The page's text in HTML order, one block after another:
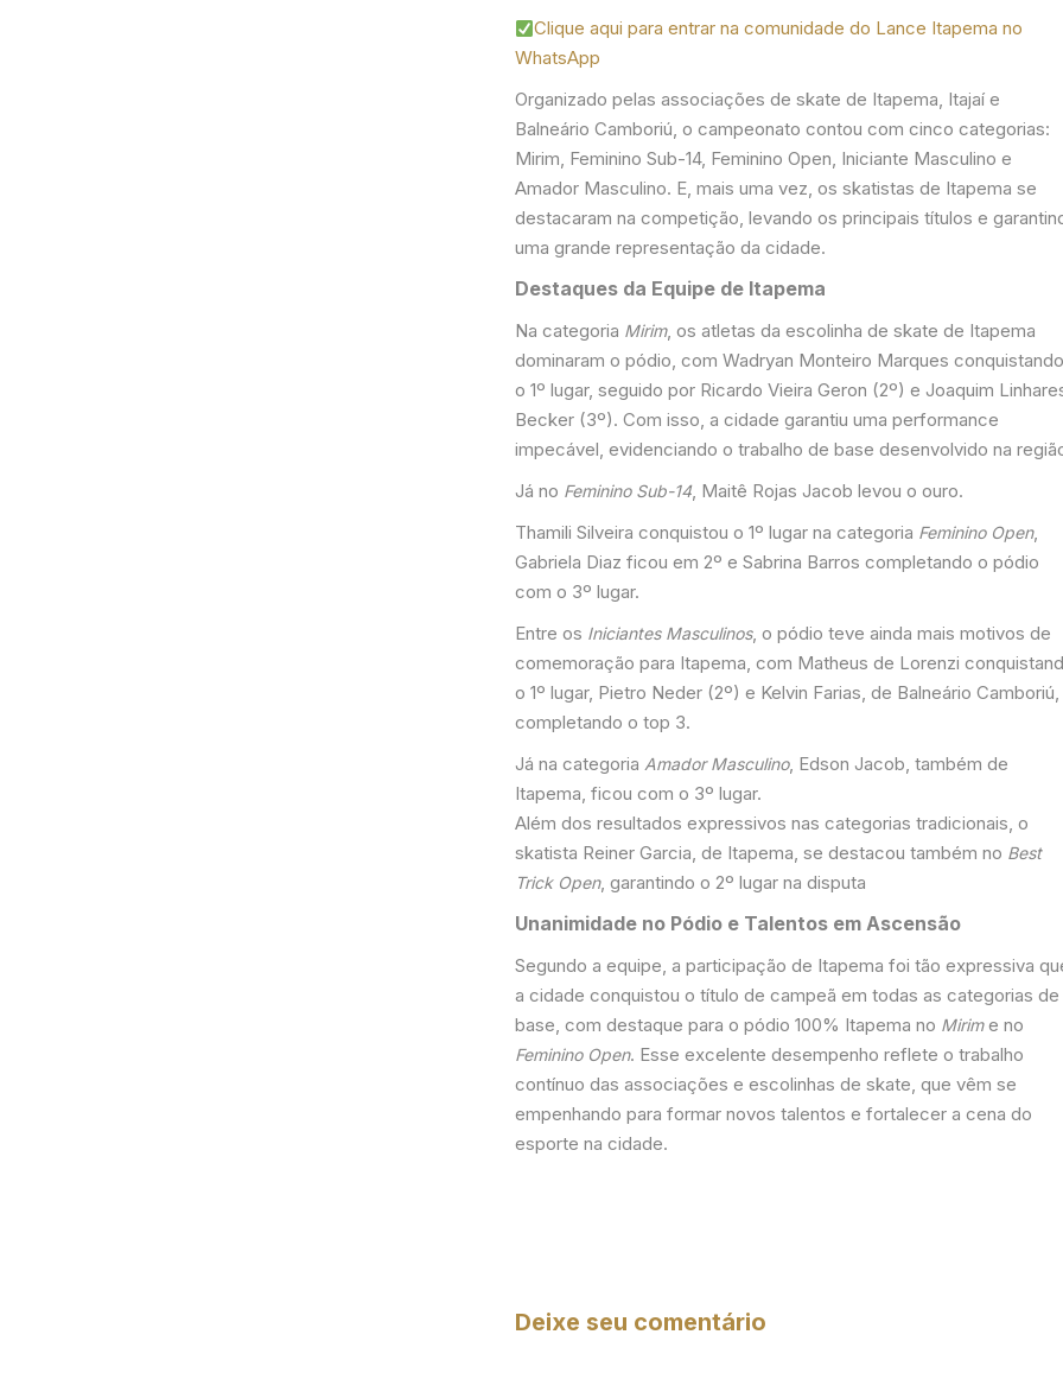
Clique aqui para entrar na comunidade do Lance Itapema no
WhatsApp
Organizado pelas associações de skate de Itapema, Itajaí e
Balneário Camboriú, o campeonato contou com cinco categorias:
Mirim, Feminino Sub-14, Feminino Open, Iniciante Masculino e
Amador Masculino. E, mais uma vez, os skatistas de Itapema se
destacaram na competição, levando os principais títulos e
uma grande representação da cidade.
Destaques da Equipe de Itapema
Na categoria Mirim, os atletas da escolinha de skate de Itapema
dominaram o pódio, com Wadryan Monteiro Marques
o 1º lugar, seguido por Ricardo Vieira Geron (2º) e Joaquim
Becker (3º). Com isso, a cidade garantiu uma performance
impecável, evidenciando o trabalho de base desenvolvido na
Já no Feminino Sub-14, Maitê Rojas Jacob levou o ouro.
Thamili Silveira conquistou o 1º lugar na categoria Feminino Open,
Gabriela Diaz ficou em 2º e Sabrina Barros completando o pódio
com o 3º lugar.
Entre os Iniciantes Masculinos, o pódio teve ainda mais motivos de
comemoração para Itapema, com Matheus de Lorenzi
o 1º lugar, Pietro Neder (2º) e Kelvin Farias, de Balneário Camboriú,
completando o top 3.
Já na categoriaAmador Masculino, Edson Jacob, também de
Itapema, ficou com o 3º lugar.
Além dos resultados expressivos nas categorias tradicionais, o
skatista Reiner Garcia, de Itapema, se destacou também no Best
Trick Open, garantindo o 2º lugar na disputa
Unanimidade no Pódio e Talentos em Ascensão
Segundo a equipe, a participação de Itapema foi tão expressiva
a cidade conquistou o título de campeã em todas as categorias de
base, com destaque para o pódio 100% Itapema no Mirime no
Feminino Open. Esse excelente desempenho reflete o trabalho
contínuo das associações e escolinhas de skate, que vêm se
empenhando para formar novos talentos e fortalecer a cena do
esporte na cidade.
Deixe seu comentário